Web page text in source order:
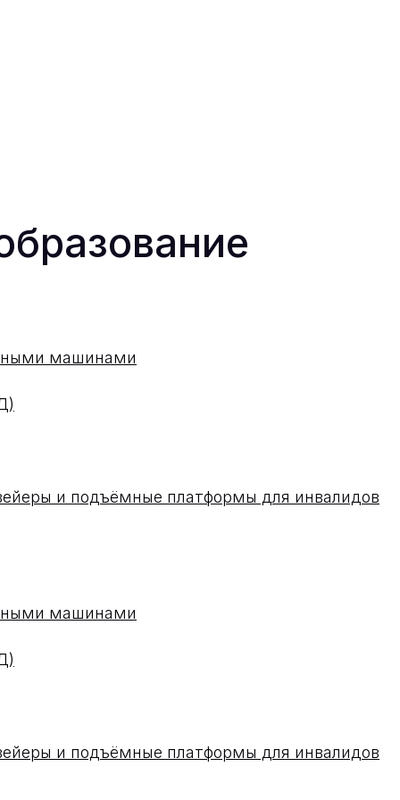
машинами
и подъёмные платформы для инвалидов
машинами
и подъёмные платформы для инвалидов